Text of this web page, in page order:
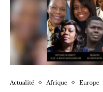
Actualité Afrique Europe